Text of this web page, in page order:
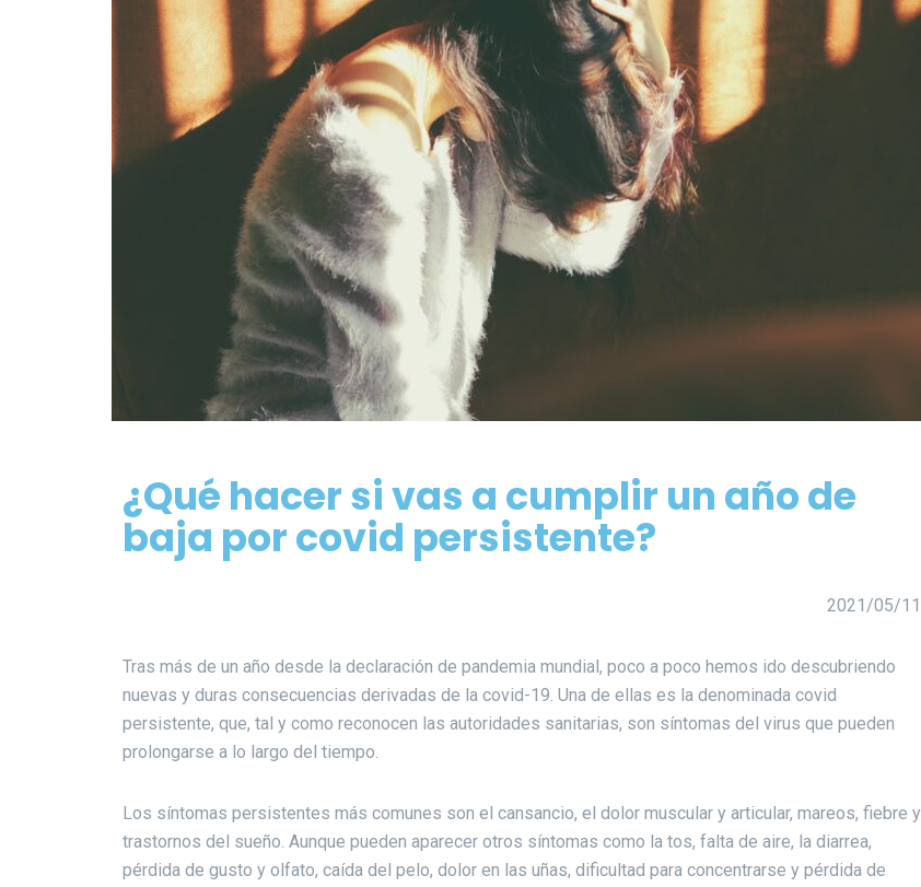
¿Qué hacer si vas a cumplir un año de
baja por covid persistente?
2021/05/11
Tras más de un año desde la declaración de pandemia mundial, poco a poco hemos ido descubriendo
nuevas y duras consecuencias derivadas de la covid-19. Una de ellas es la denominada covid
persistente, que, tal y como reconocen las autoridades sanitarias, son síntomas del virus que pueden
prolongarse a lo largo del tiempo.
Los síntomas persistentes más comunes son el cansancio, el dolor muscular y articular, mareos, fiebre y
trastornos del sueño. Aunque pueden aparecer otros síntomas como la tos, falta de aire, la diarrea,
pérdida de gusto y olfato, caída del pelo, dolor en las uñas, dificultad para concentrarse y pérdida de